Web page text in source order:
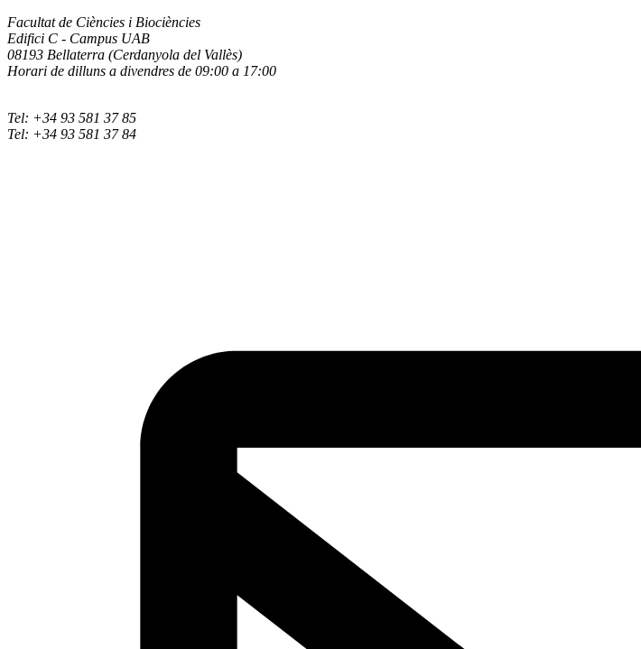
Facultat de Ciències i Biociències
Edifici C - Campus UAB
08193 Bellaterra (Cerdanyola del Vallès)
Horari de dilluns a divendres de 09:00 a 17:00
Tel: +34 93 581 37 85
Tel: +34 93 581 37 84